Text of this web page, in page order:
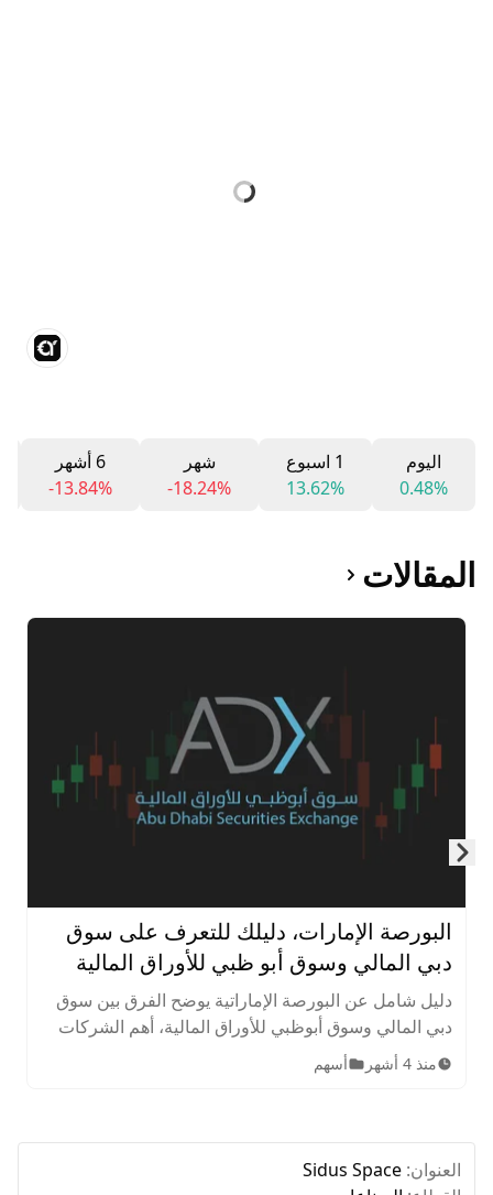
اليوم
0.48%
1 اسبوع
13.62%
شهر
-18.24%
6 أشهر
-13.84%
المقالات
البورصة الإمارات، دليلك للتعرف على سوق
دبي المالي وسوق أبو ظبي للأوراق المالية
دليل شامل عن البورصة الإماراتية يوضح الفرق بين سوق
دبي المالي وسوق أبوظبي للأوراق المالية، أهم الشركات
المدرجة، الأصول المتاحة، ساعات التداول، وخطوات
الاستثمار للمبتدئين.
منذ 4 أشهر أسهم
العنوان: Sidus Space